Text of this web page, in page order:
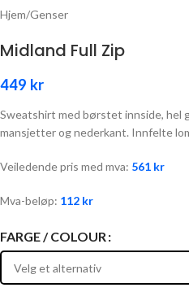
Hjem/Genser
Midland Full Zip
449 kr
Sweatshirt med børstet innside, hel
mansjetter og nederkant. Innfelte
Veiledende pris med mva: 561 kr
Mva-beløp: 112 kr
FARGE / COLOUR